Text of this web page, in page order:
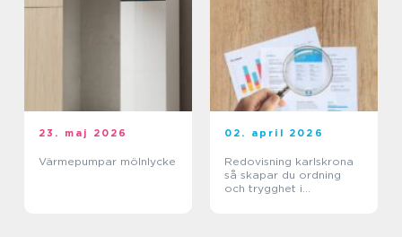
23. maj 2026
Värmepumpar mölnlycke
02. april 2026
Redovisning karlskrona
så skapar du ordning
och trygghet i